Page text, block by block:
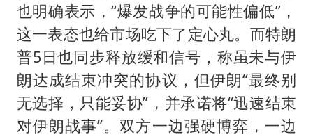
也明确表示，“爆发战争的可能性偏低”，
这一表态也给市场吃下了定心丸。而特朗
普5日也同步释放缓和信号，称虽未与伊
朗达成结束冲突的协议，但伊朗“最终别
无选择，只能妥协”，并承诺将“迅速结束
对伊朗战事”。双方一边强硬博弈，一边